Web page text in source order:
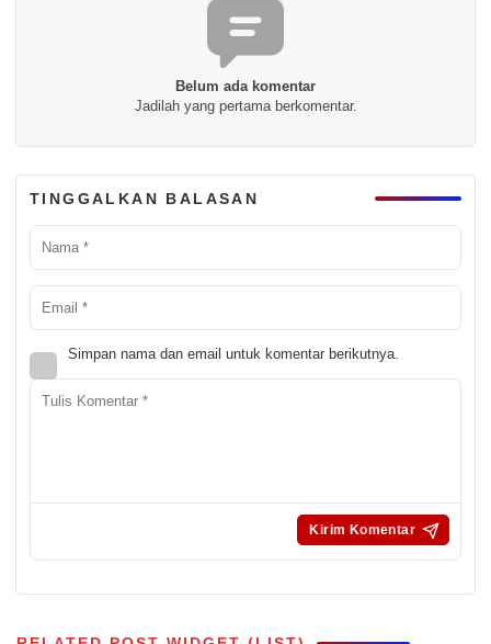
Belum ada komentar
Jadilah yang pertama berkomentar.
TINGGALKAN BALASAN
Simpan nama dan email untuk komentar berikutnya.